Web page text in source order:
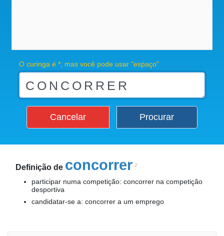
O curinga é *, mas você pode usar "espaço"
Cancelar Procurar
Definição de concorrer 2
participar numa competição: concorrer na competição
desportiva
candidatar-se a: concorrer a um emprego